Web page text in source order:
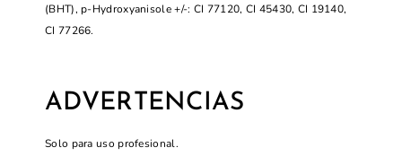
(BHT), p-Hydroxyanisole +/-: CI 77120, CI 45430, CI 19140,
CI 77266.
ADVERTENCIAS
Solo para uso profesional.